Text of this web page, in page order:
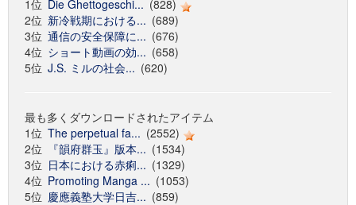
1位 Die Ghettogeschi... (828)
2位 新冷戦期における... (689)
3位 通信の安全保障に... (676)
4位 ショート動画の効... (658)
5位 J.S. ミルの社会... (620)
最も多くダウンロードされたアイテム
1位 The perpetual fa... (2552)
2位
『韻府群玉』版本... (1534)
3位 日本における赤痢... (1329)
4位 Promoting Manga ... (1053)
5位 慶應義塾大学日吉... (859)